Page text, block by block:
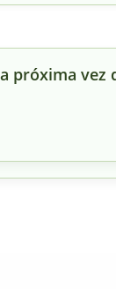
próxima vez